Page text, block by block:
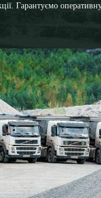
Гарантуємо